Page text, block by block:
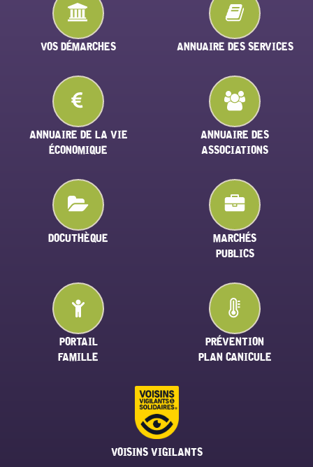
VOS DÉMARCHES ANNUAIRE DES SERVICES
ANNUAIRE DE LA VIE
ÉCONOMIQUE
ANNUAIRE DES
ASSOCIATIONS
DOCUTHÈQUE
MARCHÉS
PUBLICS
PORTAIL
FAMILLE
PRÉVENTION
PLAN CANICULE
VOISINS VIGILANTS